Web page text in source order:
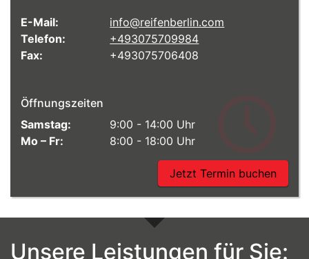
E-Mail:
info@reifenberlin.com
Telefon:
+493075709984
Fax:
+493075706408
Öffnungszeiten
Samstag:
9:00 - 14:00 Uhr
Mo – Fr:
8:00 - 18:00 Uhr
Jetzt Termin buchen
Unsere Leistungen für Sie: